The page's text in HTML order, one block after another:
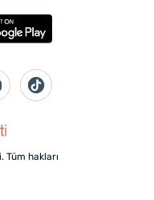
Tüm hakları